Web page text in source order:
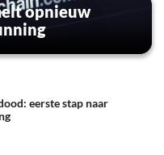
opnieuw
eerste stap naar